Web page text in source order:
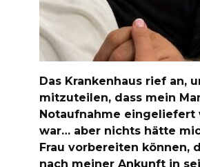
Das Krankenhaus rief an,
mitzuteilen, dass mein
Notaufnahme eingeliefert
war… aber nichts hätte
Frau vorbereiten können,
nach meiner Ankunft in